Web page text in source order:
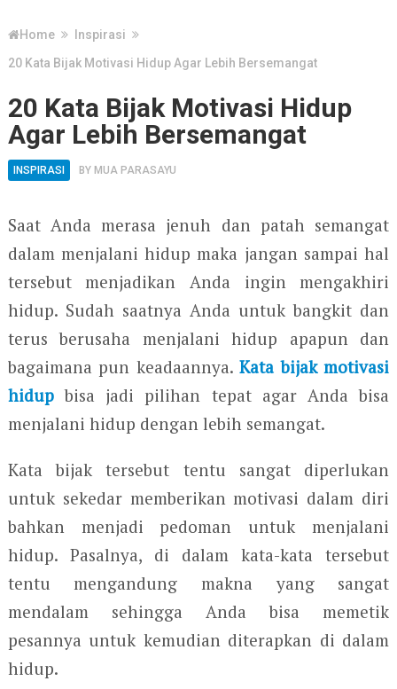
Home
Inspirasi
20 Kata Bijak Motivasi Hidup Agar Lebih Bersemangat
20 Kata Bijak Motivasi Hidup
Agar Lebih Bersemangat
INSPIRASI BY MUA PARASAYU
Saat Anda merasa jenuh dan patah semangat
dalam menjalani hidup maka jangan sampai hal
tersebut menjadikan Anda ingin mengakhiri
hidup. Sudah saatnya Anda untuk bangkit dan
terus berusaha menjalani hidup apapun dan
bagaimana pun keadaannya.Kata bijak motivasi
hidupbisa jadi pilihan tepat agar Anda bisa
menjalani hidup dengan lebih semangat.
Kata bijak tersebut tentu sangat diperlukan
untuk sekedar memberikan motivasi dalam diri
bahkan menjadi pedoman untuk menjalani
hidup. Pasalnya, di dalam kata-kata tersebut
tentu mengandung makna yang sangat
mendalam sehingga Anda bisa memetik
pesannya untuk kemudian diterapkan di dalam
hidup.